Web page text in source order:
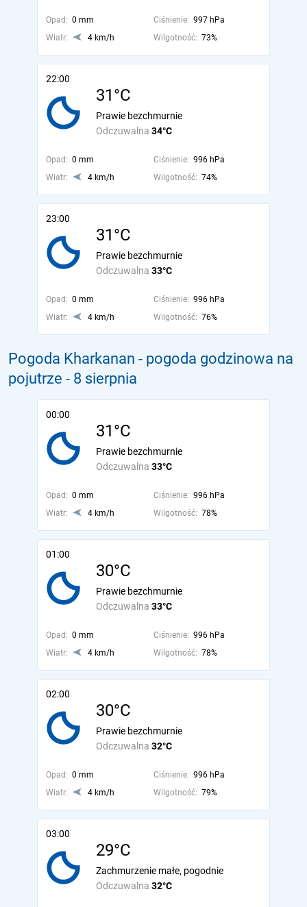
Opad: 0 mm Ciśnienie: 997 hPa
Wiatr:
4 km/h Wilgotność: 73%
22:00
31°C
Odczuwalna 34°C
Prawie bezchmurnie
Opad: 0 mm Ciśnienie: 996 hPa
Wiatr:
4 km/h Wilgotność: 74%
23:00
31°C
Odczuwalna 33°C
Prawie bezchmurnie
Opad: 0 mm Ciśnienie: 996 hPa
Wiatr:
4 km/h Wilgotność: 76%
Pogoda Kharkanan - pogoda godzinowa na
pojutrze - 8 sierpnia
00:00
31°C
Odczuwalna 33°C
Prawie bezchmurnie
Opad: 0 mm Ciśnienie: 996 hPa
Wiatr:
4 km/h Wilgotność: 78%
01:00
30°C
Odczuwalna 33°C
Prawie bezchmurnie
Opad: 0 mm Ciśnienie: 996 hPa
Wiatr:
4 km/h Wilgotność: 78%
02:00
30°C
Odczuwalna 32°C
Prawie bezchmurnie
Opad: 0 mm Ciśnienie: 996 hPa
Wiatr:
4 km/h Wilgotność: 79%
03:00
29°C
Odczuwalna 32°C
Zachmurzenie małe, pogodnie